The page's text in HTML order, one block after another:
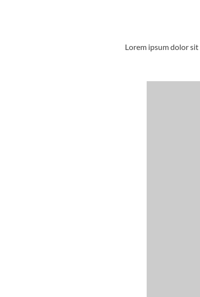
Lorem ipsum dolor